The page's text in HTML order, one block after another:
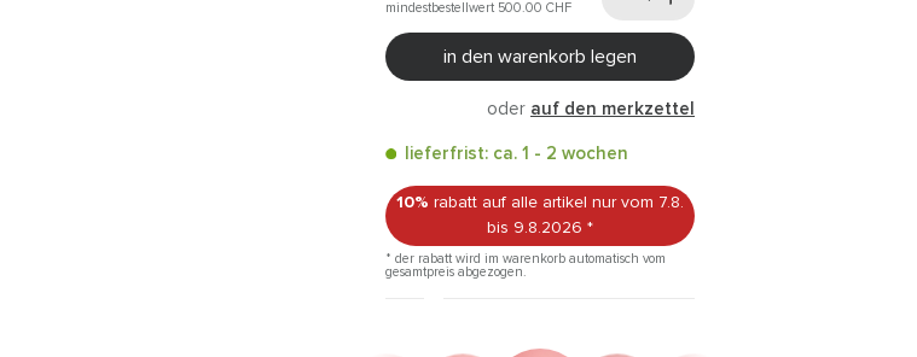
mindestbestellwert 500.00 CHF
in den warenkorb legen
oder auf den merkzettel
lieferfrist: ca. 1 - 2 wochen
10% rabatt auf alle artikel nur vom 7.8.
bis 9.8.2026 *
* der rabatt wird im warenkorb automatisch vom
gesamtpreis abgezogen.